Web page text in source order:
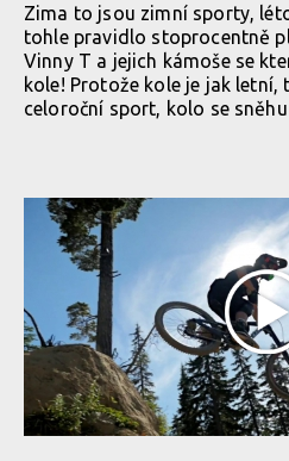
Zima to jsou zimní sporty,
tohle pravidlo stoprocentně
Vinny T a jejich kámoše se
kole! Protože kole je jak
celoroční sport, kolo se